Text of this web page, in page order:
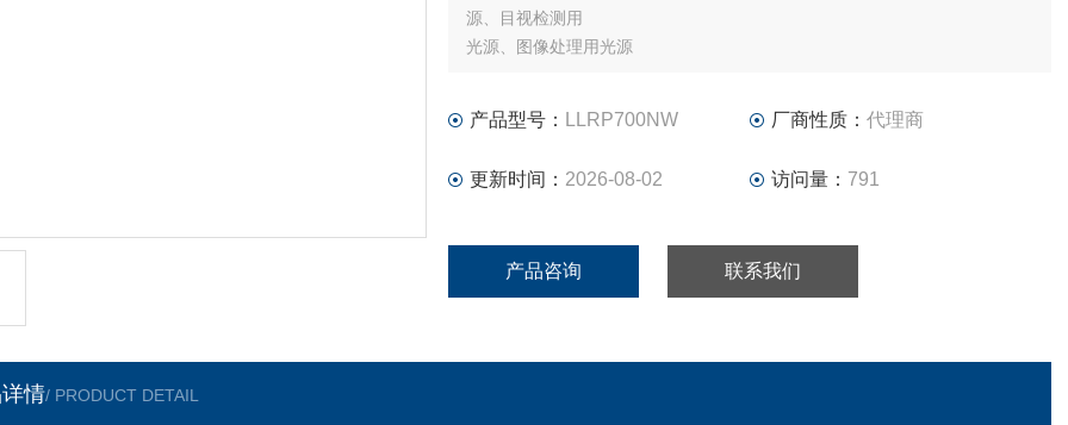
源、目视检测用
光源、图像处理用光源
产品型号： LLRP700NW 厂商性质： 代理商
更新时间： 2026-08-02 访问量： 791
产品咨询 联系我们
情/ PRODUCT DETAIL